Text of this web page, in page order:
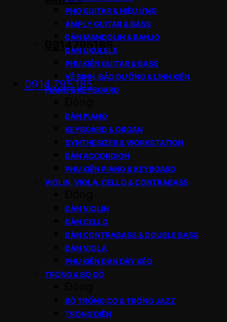
0914795185
0914.795.185
PHƠ GUITAR & HIỆU ỨNG
AMPLY GUITAR & BASS
ĐÀN MANDOLIN & BANJO
ĐÀN UKULELE
PHỤ KIỆN GUITAR & BASS
VỆ SINH, BẢO DƯỠNG & LINH KIỆN
PIANO & KEYBOARD
ĐÀN PIANO
KEYBOARD & ORGAN
SYNTHESIZER & WORKSTATION
ĐÀN ACCORDION
PHỤ KIỆN PIANO & KEYBOARD
VIOLIN, VIOLA, CELLO & CONTRABASS
ĐÀN VIOLIN
ĐÀN CELLO
ĐÀN CONTRABASS & DOUBLE BASS
ĐÀN VIOLA
PHỤ KIỆN ĐÀN DÂY KÉO
TRỐNG & BỘ GÕ
BỘ TRỐNG CƠ & TRỐNG JAZZ
TRỐNG ĐIỆN